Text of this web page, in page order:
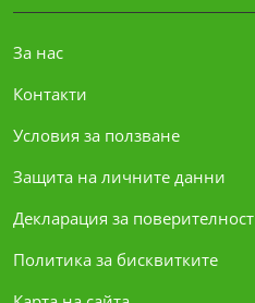
За нас
Контакти
Условия за ползване
Защита на личните данни
Декларация за поверителност
Политика за бисквитките